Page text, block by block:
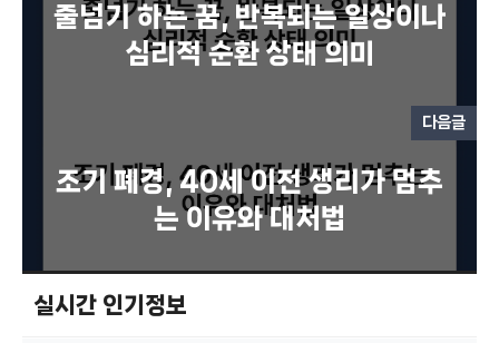
줄넘기 하는 꿈, 반복되는 일상이나
심리적 순환 상태 의미
다음글
조기 폐경, 40세 이전 생리가 멈추
는 이유와 대처법
실시간 인기정보